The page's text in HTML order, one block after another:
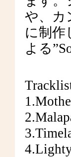
や、カ
に制作
よる